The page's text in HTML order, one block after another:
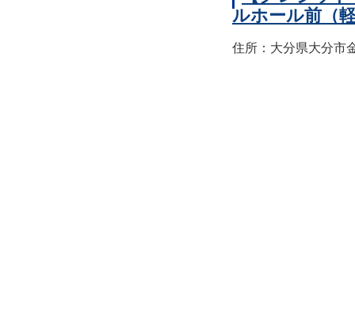
ルホール前（
住所：大分県大分市